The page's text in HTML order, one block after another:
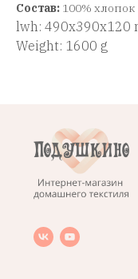
Состав: 100% хлопок
lwh: 490x390x120
Weight: 1600 g